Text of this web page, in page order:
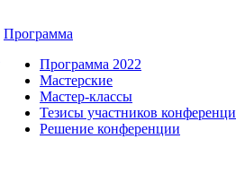
Программа
Программа 2022
Мастерские
Мастер-классы
Тезисы участников
Решение конференции